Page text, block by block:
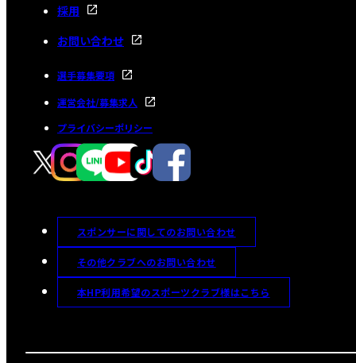
採用
お問い合わせ
選手募集要項
運営会社/募集求人
プライバシーポリシー
スポンサーに関してのお問い合わせ
その他クラブへのお問い合わせ
本HP利用希望のスポーツクラブ様はこちら